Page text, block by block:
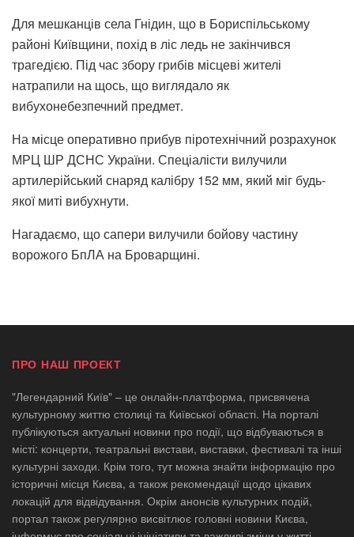
Для мешканців села Гнідин, що в Бориспільському
районі Київщини, похід в ліс ледь не закінчився
трагедією. Під час збору грибів місцеві жителі
натрапили на щось, що виглядало як
вибухонебезпечний предмет.
На місце оперативно прибув піротехнічний розрахунок
МРЦ ШР ДСНС України. Спеціалісти вилучили
артилерійський снаряд калібру 152 мм, який міг будь-
якої миті вибухнути.
Нагадаємо, що сапери вилучили бойову частину
ворожого БпЛА на Броварщині.
ПРО НАШ ПРОЕКТ
"Легендарний Київ" – це онлайн-платформа, присвячена
культурному життю столиці та Київської області. На порталі
публікуються актуальні новини про події, що відбуваються в
місті: концерти, театральні вистави, виставки, фестивалі та інші
культурні заходи. Крім того, тут можна знайти інформацію про
історичні місця Києва, а також рекомендації щодо цікавих
локацій для відвідування. Окрім анонсів культурних подій,
портал також регулярно висвітлює головні новини Києва,